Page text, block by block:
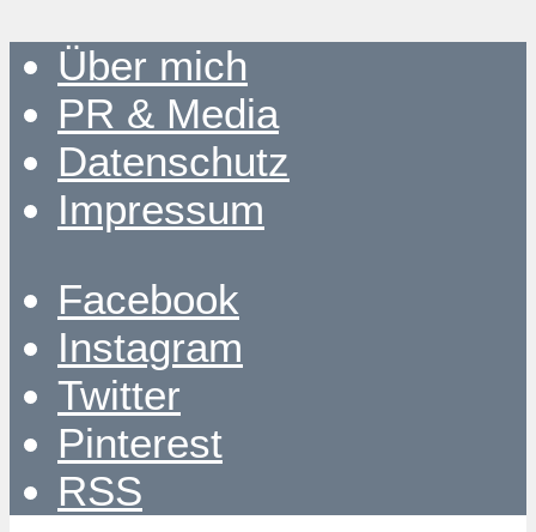
Über mich
PR & Media
Datenschutz
Impressum
Facebook
Instagram
Twitter
Pinterest
RSS